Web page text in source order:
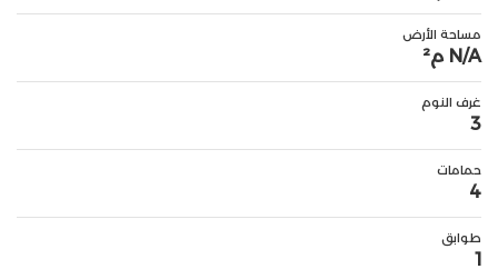
مساحة الأرض
N/A م²
غرف النوم
3
حمامات
4
طوابق
1